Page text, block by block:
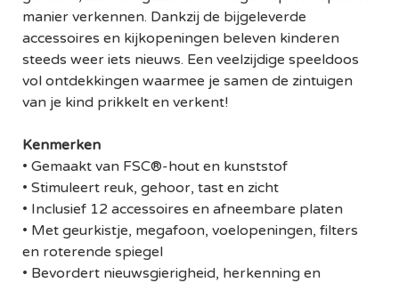
manier verkennen. Dankzij de bijgeleverde
accessoires en kijkopeningen beleven kinderen
steeds weer iets nieuws. Een veelzijdige speeldoos
vol ontdekkingen waarmee je samen de zintuigen
van je kind prikkelt en verkent!
Kenmerken
• Gemaakt van FSC®-hout en kunststof
• Stimuleert reuk, gehoor, tast en zicht
• Inclusief 12 accessoires en afneembare platen
• Met geurkistje, megafoon, voelopeningen, filters
en roterende spiegel
• Bevordert nieuwsgierigheid, herkenning en